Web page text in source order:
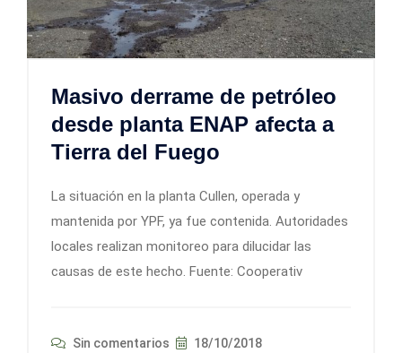
Masivo derrame de petróleo
desde planta ENAP afecta a
Tierra del Fuego
La situación en la planta Cullen, operada y
mantenida por YPF, ya fue contenida. Autoridades
locales realizan monitoreo para dilucidar las
causas de este hecho. Fuente: Cooperativ
Sin comentarios 18/10/2018